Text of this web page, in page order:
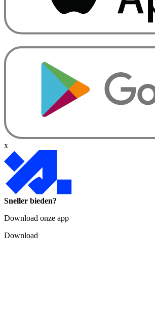
x
Sneller bieden?
Download onze app
Download